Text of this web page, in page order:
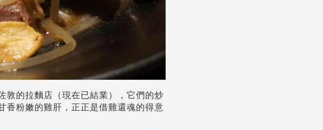
敦的拉麵店（現在已結業），它們的炒
香粉嫩的雞肝，正正是借雞還魂的得意